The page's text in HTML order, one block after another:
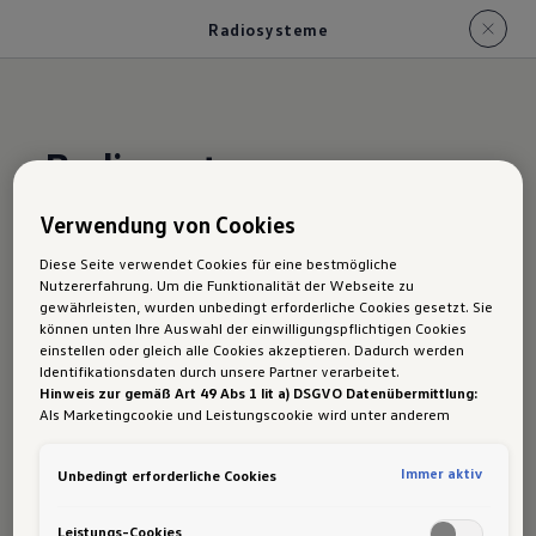
Radiosysteme
Radiosysteme
Eine lange berufliche Tour, die Fahrt in den
Urlaub oder der Weg zum Training Ihrer Kinder –
gute Unterhaltung sorgt hierbei auch für gute
Laune. Die Radiosysteme im Caddy bieten für
jede Situation das passende Programm.
Mehr Details und Informationen zum
Radiosystem des Caddy California finden Sie
Verwendung von Cookies
Diese Seite verwendet Cookies für eine bestmögliche
Nutzererfahrung. Um die Funktionalität der Webseite zu
gewährleisten, wurden unbedingt erforderliche Cookies gesetzt. Sie
können unten Ihre Auswahl der einwilligungspflichtigen Cookies
einstellen oder gleich alle Cookies akzeptieren. Dadurch werden
Identifikationsdaten durch unsere Partner verarbeitet.
Hinweis zur gemäß Art 49 Abs 1 lit a) DSGVO Datenübermittlung:
Als Marketingcookie und Leistungscookie wird unter anderem
Daten in die USA (insbesondere dort an die Google LLC) weitergibt.
Unbedingt erforderliche Cookies Immer aktiv
Leistungs-Cookies